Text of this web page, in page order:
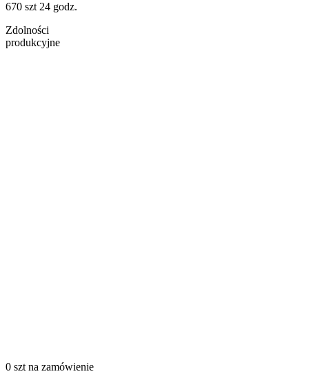
670 szt24 godz.
Zdolności
produkcyjne
0 sztna zamówienie